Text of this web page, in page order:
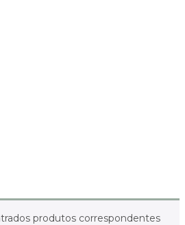
produtos correspondentes